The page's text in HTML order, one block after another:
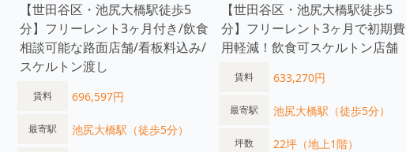
【世田谷区・池尻大橋駅徒歩5
分】フリーレント3ヶ月付き/飲食
相談可能な路面店舗/看板料込み/
スケルトン渡し
賃料 696,597円
最寄駅 池尻大橋駅（徒歩5分）
【世田谷区・池尻大橋駅徒歩5
分】フリーレント3ヶ月で初期費
用軽減！飲食可スケルトン店舗
賃料 633,270円
最寄駅 池尻大橋駅（徒歩5分）
坪数 22坪（地上1階）